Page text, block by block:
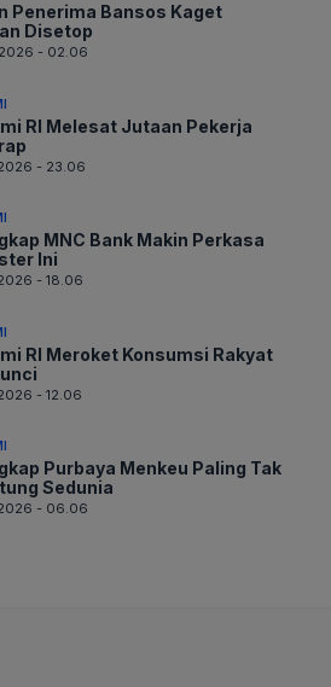
Penerima Bansos Kaget
Disetop
- 02.06
RI Melesat Jutaan Pekerja
- 23.06
MNC Bank Makin Perkasa
Ini
- 18.06
RI Meroket Konsumsi Rakyat
- 12.06
Purbaya Menkeu Paling Tak
Sedunia
- 06.06